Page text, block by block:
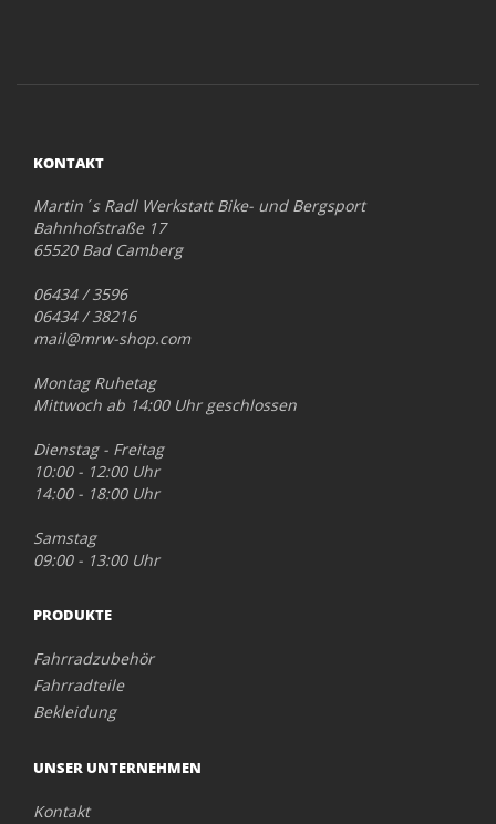
KONTAKT
Martin´s Radl Werkstatt Bike- und Bergsport
Bahnhofstraße 17
65520 Bad Camberg
06434 / 3596
06434 / 38216
mail@mrw-shop.com
Montag Ruhetag
Mittwoch ab 14:00 Uhr geschlossen
Dienstag - Freitag
10:00 - 12:00 Uhr
14:00 - 18:00 Uhr
Samstag
09:00 - 13:00 Uhr
PRODUKTE
Fahrradzubehör
Fahrradteile
Bekleidung
UNSER UNTERNEHMEN
Kontakt